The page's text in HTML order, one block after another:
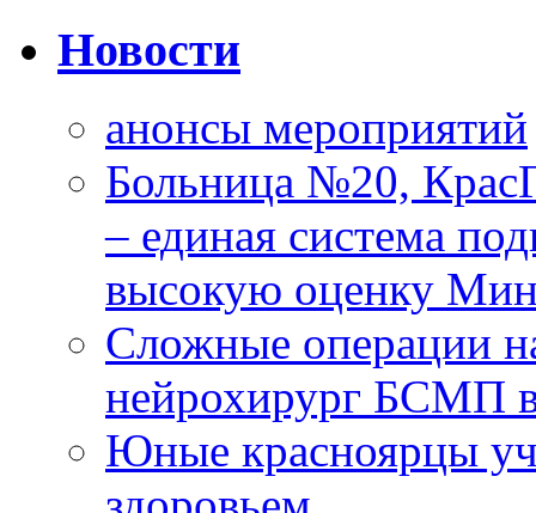
Новости
анонсы мероприятий
Больница №20,
– единая система
высокую оценку
Сложные операции
нейрохирург БСМП
Юные красноярцы